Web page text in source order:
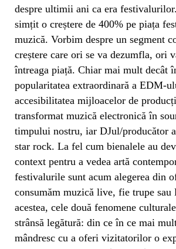
despre ultimii ani ca era
simțit o creștere de 400% pe piața
muzică. Vorbim despre un segment
creștere care ori se va dezumfla, ori
întreaga piață. Chiar mai mult decât
popularitatea extraordinară a EDM-
accesibilitatea mijloacelor de
transformat muzică electronică în
timpului nostru, iar DJul/producător
star rock. La fel cum bienalele au
context pentru a vedea artă
festivalurile sunt acum alegerea din
consumăm muzică live, fie trupe sau
acestea, cele două fenomene
strânsă legătură: din ce în ce mai
mândresc cu a oferi vizitatorilor o